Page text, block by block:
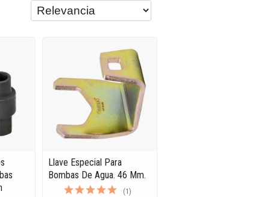
Llave Especial Para
Bombas De Agua. 46 Mm.
(1)